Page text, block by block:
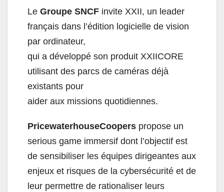
Le Groupe SNCF invite XXII, un leader
français dans l’édition logicielle de vision
par ordinateur,
qui a développé son produit XXIICORE
utilisant des parcs de caméras déjà
existants pour
aider aux missions quotidiennes.
PricewaterhouseCoopers propose un
serious game immersif dont l’objectif est
de sensibiliser les équipes dirigeantes aux
enjeux et risques de la cybersécurité et de
leur permettre de rationaliser leurs